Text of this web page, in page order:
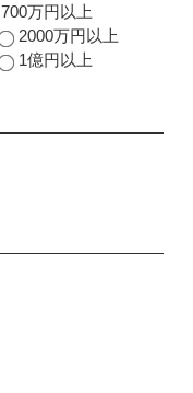
700万円以上
2000万円以上
1億円以上